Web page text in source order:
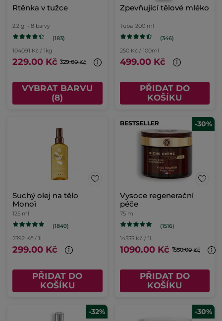
Rtěnka v tužce
2.2 g - 8 barvy
(183)
104091 Kč / 1kg
229.00 Kč 329.00 Kč
VYBRAT BARVU
(8)
Zpevňující tělové mléko
Tuba 200 ml
(346)
250 Kč / 100ml
499.00 Kč
PŘIDAT DO
KOŠÍKU
Suchý olej na tělo
Monoï
125 ml
(1849)
2392 Kč / 1l
299.00 Kč
PŘIDAT DO
KOŠÍKU
BESTSELLER -30%
Vysoce regenerační
péče
75 ml
(1516)
14533 Kč / 1l
1090.00 Kč 1550.00 Kč
PŘIDAT DO
KOŠÍKU
-32% -30%